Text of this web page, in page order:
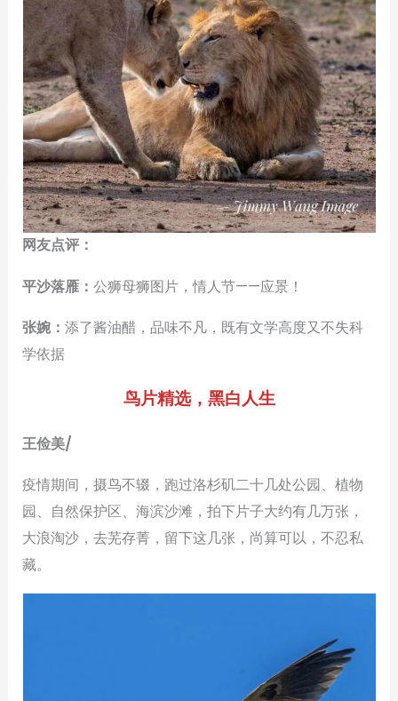
网友点评：
平沙落雁：公狮母狮图片，情人节——应景！
张婉：添了酱油醋，品味不凡，既有文学高度又不失科
学依据
鸟片精选，黑白人生
王俭美/
疫情期间，摄鸟不辍，跑过洛杉矶二十几处公园、植物
园、自然保护区、海滨沙滩，拍下片子大约有几万张，
大浪淘沙，去芜存菁，留下这几张，尚算可以，不忍私
藏。